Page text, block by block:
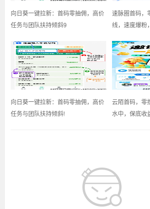
​向日葵一键拉新：首码零抽佣，高价
任务与团队扶持倾斜9
速脉圈首码，
线，速度爆粉
向日葵一键拉新：首码零抽佣，高价
任务与团队扶持倾斜!
云陌首码，零
水中，保底收